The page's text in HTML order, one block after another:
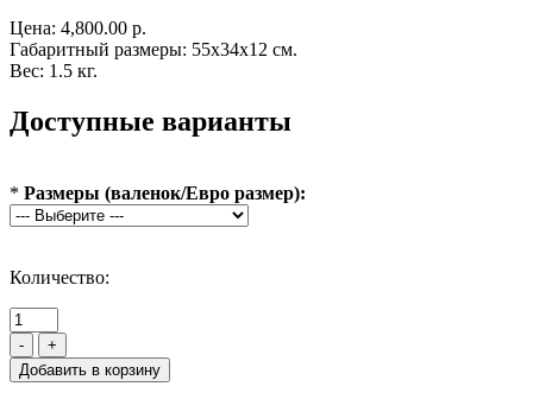
Цена: 4,800.00 р.
Габаритный размеры: 55x34x12 см.
Вес: 1.5 кг.
Доступные варианты
* Размеры (валенок/Евро размер):
Количество:
- +